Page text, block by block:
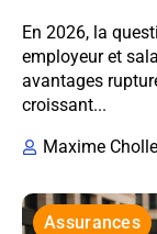
En 2026, la
employeur et
avantages
croissant...
Maxime
Assurances